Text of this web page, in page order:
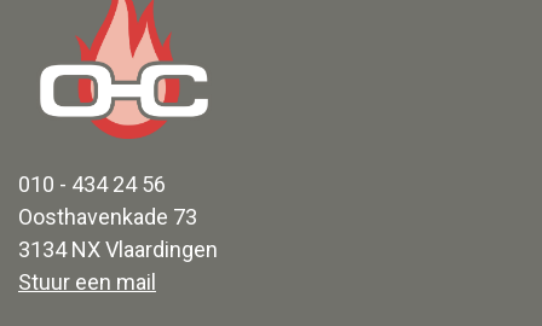
010 - 434 24 56
Oosthavenkade 73
3134 NX Vlaardingen
Stuur een mail